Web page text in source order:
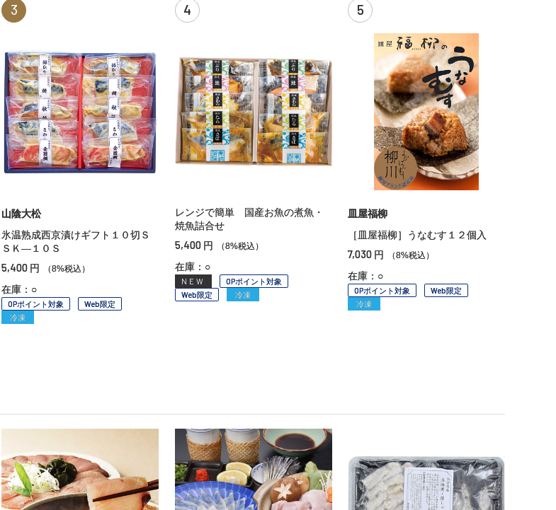
3
山陰大松
氷温熟成西京漬けギフト１０切Ｓ
ＳＫ—１０Ｓ
5,400 円 （8%税込）
在庫：○
OPポイント対象
Web限定
冷凍
4
レンジで簡単 国産お魚の煮魚・
焼魚詰合せ
5,400 円 （8%税込）
在庫：○
NEW
OPポイント対象
Web限定
冷凍
5
皿屋福柳
［皿屋福柳］うなむす１２個入
7,030 円 （8%税込）
在庫：○
OPポイント対象
Web限定
冷凍